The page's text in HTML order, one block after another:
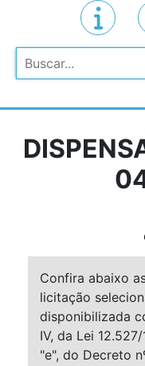
Pesquisar
Confira abaixo
licitação
disponibilizada
IV, da Lei
"e", do Decreto